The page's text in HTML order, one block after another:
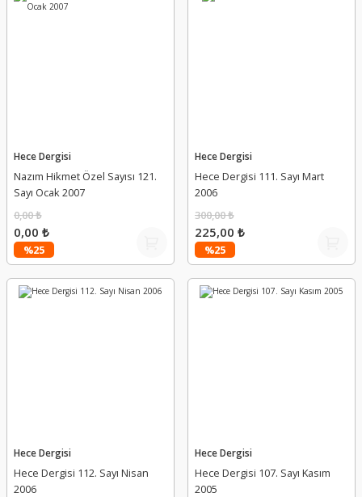
Hece Dergisi
Nazım Hikmet Özel Sayısı 121.
Sayı Ocak 2007
%25
0,00 ₺
0,00 ₺
Hece Dergisi
Hece Dergisi 111. Sayı Mart
2006
%25
300,00 ₺
225,00 ₺
Hece Dergisi
Hece Dergisi 112. Sayı Nisan
2006
Hece Dergisi
Hece Dergisi 107. Sayı Kasım
2005